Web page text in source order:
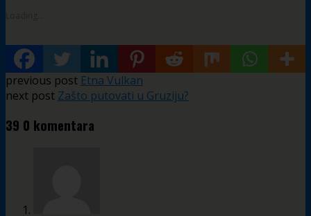
previous post Etna Vulkan
next post Zašto putovati u Gruziju?
39 0 komentara